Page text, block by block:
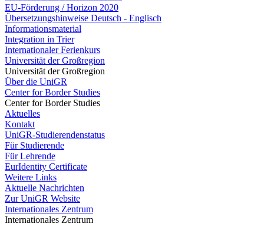
EU-Förderung / Horizon 2020
Übersetzungshinweise Deutsch - Englisch
Informationsmaterial
Integration in Trier
Internationaler Ferienkurs
Universität der Großregion
Universität der Großregion
Über die UniGR
Center for Border Studies
Center for Border Studies
Aktuelles
Kontakt
UniGR-Studierendenstatus
Für Studierende
Für Lehrende
EurIdentity Certificate
Weitere Links
Aktuelle Nachrichten
Zur UniGR Website
Internationales Zentrum
Internationales Zentrum